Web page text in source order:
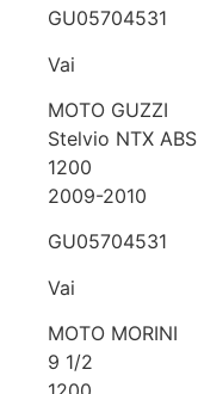
GU05704531
Vai
MOTO GUZZI
Stelvio NTX ABS
1200
2009-2010
GU05704531
Vai
MOTO MORINI
9 1/2